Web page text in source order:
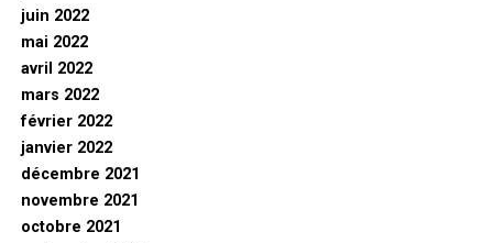
juin 2022
mai 2022
avril 2022
mars 2022
février 2022
janvier 2022
décembre 2021
novembre 2021
octobre 2021